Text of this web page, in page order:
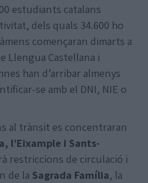
estudiants catalans
dels quals 34.600 ho
començaran dimarts a
Llengua Castellana i
han d’arribar almenys
se amb el DNI, NIE o
al trànsit es concentraran
l’Eixample i Sants-
restriccions de circulació i
de la Sagrada Família, la